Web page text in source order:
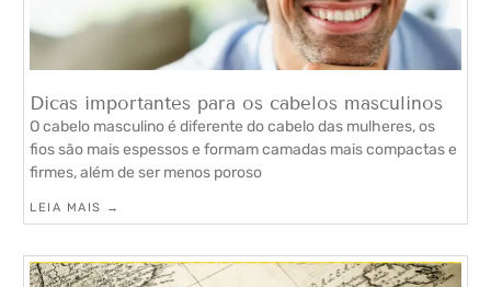
Dicas importantes para os cabelos masculinos
O cabelo masculino é diferente do cabelo das mulheres, os
fios são mais espessos e formam camadas mais compactas e
firmes, além de ser menos poroso
LEIA MAIS →